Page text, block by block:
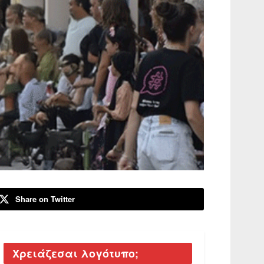
Share on Twitter
Χρειάζεσαι λογότυπο;